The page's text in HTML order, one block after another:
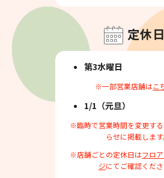
定休日
第3水曜日
※一部営業店舗はこ
1/1（元旦）
※臨時で営業時間を変更す
らせに掲載します
※店舗ごとの定休日はフロ
ジにてご確認くださ